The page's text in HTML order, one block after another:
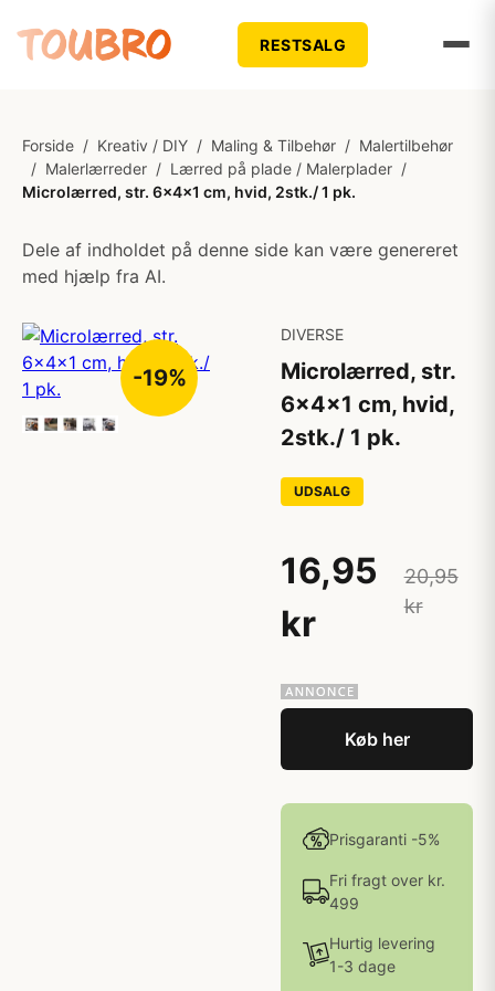
RESTSALG
Forside / Kreativ / DIY / Maling & Tilbehør / Malertilbehør
/ Malerlærreder / Lærred på plade / Malerplader /
Microlærred, str. 6x4x1 cm, hvid, 2stk./ 1 pk.
Dele af indholdet på denne side kan være genereret
med hjælp fra AI.
-19%
DIVERSE
Microlærred, str.
6x4x1 cm, hvid,
2stk./ 1 pk.
UDSALG
16,95
kr
20,95
kr
Køb her
Prisgaranti -5%
Fri fragt over kr.
499
Hurtig levering
1-3 dage